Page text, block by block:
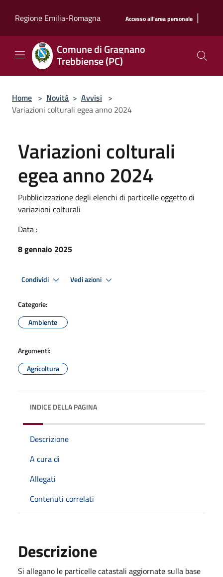
Regione Emilia-Romagna
Accesso all'area personale |
Comune di Gragnano
Trebbiense (PC)
Home > Novità > Avvisi >
Variazioni colturali egea anno 2024
Variazioni colturali
egea anno 2024
Pubblicizzazione degli elenchi di particelle oggetto di
variazioni colturali
Data :
8 gennaio 2025
Condividi Vedi azioni
Categorie:
Ambiente
Argomenti:
Agricoltura
INDICE DELLA PAGINA
Descrizione
A cura di
Allegati
Contenuti correlati
Descrizione
Si allegano le particelle catastali aggiornate sulla base